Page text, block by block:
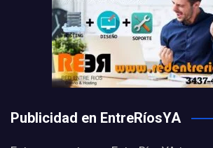
Publicidad en EntreRíosYA